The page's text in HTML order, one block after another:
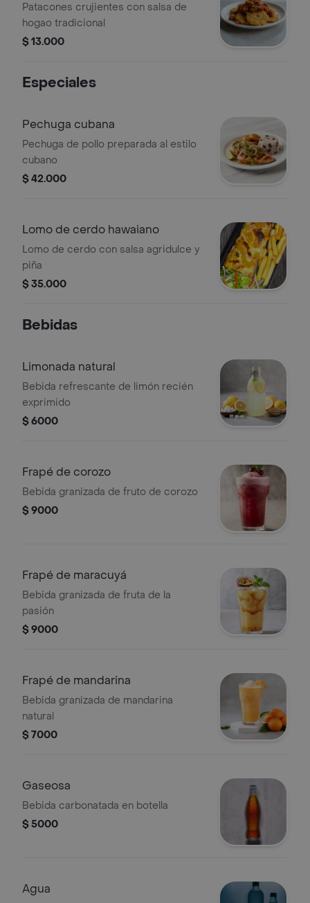
Patacones crujientes con salsa de
hogao tradicional
$ 13.000
Especiales
Pechuga cubana
Pechuga de pollo preparada al estilo
cubano
$ 42.000
Lomo de cerdo hawaiano
Lomo de cerdo con salsa agridulce y
piña
$ 35.000
Bebidas
Limonada natural
Bebida refrescante de limón recién
exprimido
$ 6000
Frapé de corozo
Bebida granizada de fruto de corozo
$ 9000
Frapé de maracuyá
Bebida granizada de fruta de la
pasión
$ 9000
Frapé de mandarina
Bebida granizada de mandarina
natural
$ 7000
Gaseosa
Bebida carbonatada en botella
$ 5000
Agua